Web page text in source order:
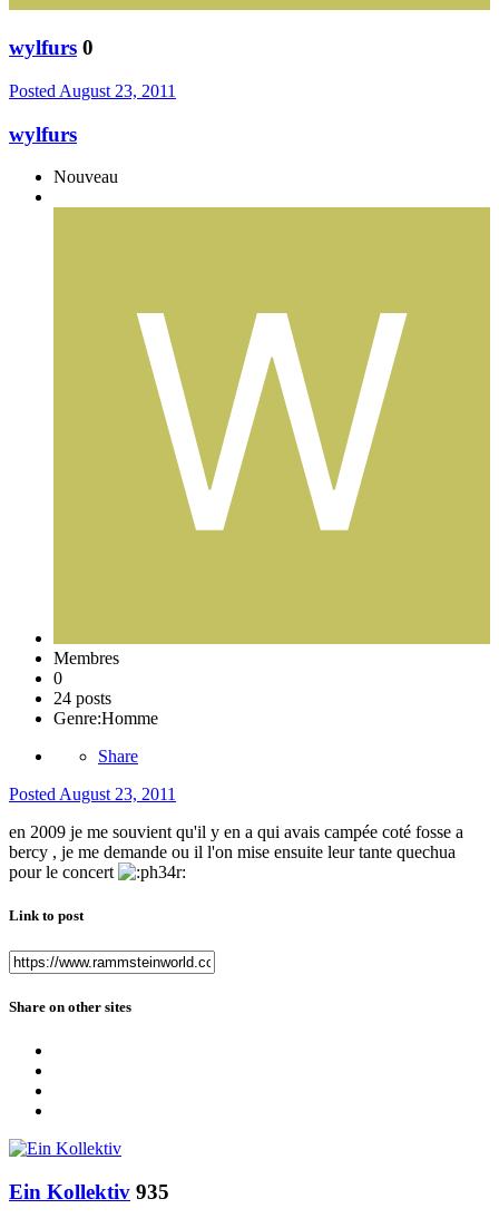
wylfurs 0
Posted August 23, 2011
wylfurs
Nouveau
Membres
0
24 posts
Genre:Homme
Share
Posted August 23, 2011
en 2009 je me souvient qu'il y en a qui avais campée coté fosse a
bercy , je me demande ou il l'on mise ensuite leur tante quechua
pour le concert
Link to post
Share on other sites
Ein Kollektiv 935